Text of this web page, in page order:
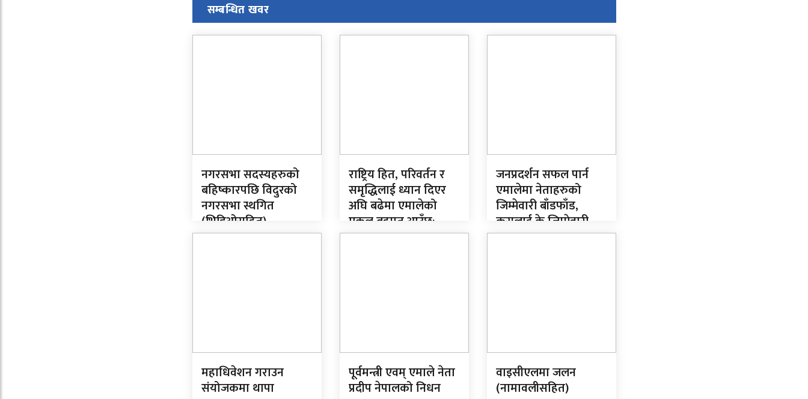
सम्बन्धित खवर
नगरसभा सदस्यहरुको
बहिष्कारपछि विदुरको
नगरसभा स्थगित
(भिडिओसहित)
राष्ट्रिय हित, परिवर्तन र
समृद्धिलाई ध्यान दिएर
अघि बढेमा एमालेको
एकल बहुमत आउँछ:
प्रधानमन्त्री
जनप्रदर्शन सफल पार्न
एमालेमा नेताहरुको
जिम्मेवारी बाँडफाँड,
कसलाई के जिम्मेवारी
महाधिवेशन गराउन
संयोजकमा थापा
पूर्वमन्त्री एवम् एमाले नेता
प्रदीप नेपालको निधन
वाइसीएलमा जलन
(नामावलीसहित)